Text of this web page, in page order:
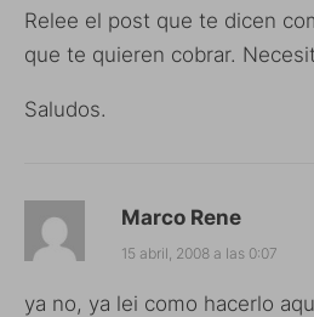
Relee el post que te dicen
que te quieren cobrar.
Saludos.
Marco Rene
15 abril, 2008 a las 0:07
ya no, ya lei como hacerlo